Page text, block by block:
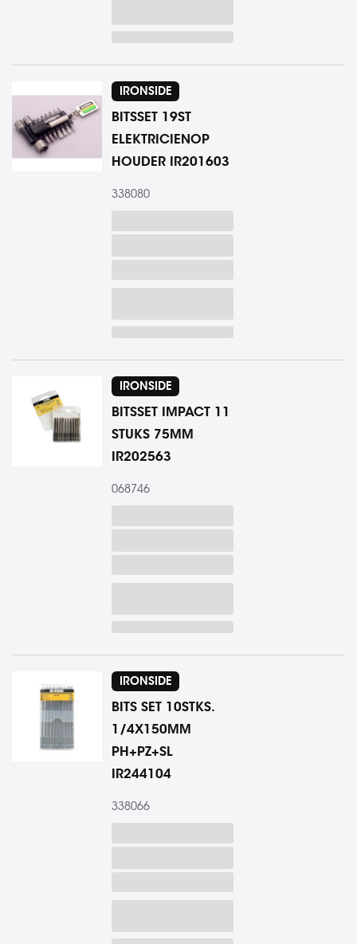
IRONSIDE
BITSSET 19ST
ELEKTRICIENOP
HOUDER IR201603
338080
IRONSIDE
BITSSET IMPACT 11
STUKS 75MM
IR202563
068746
IRONSIDE
BITS SET 10STKS.
1/4X150MM
PH+PZ+SL
IR244104
338066